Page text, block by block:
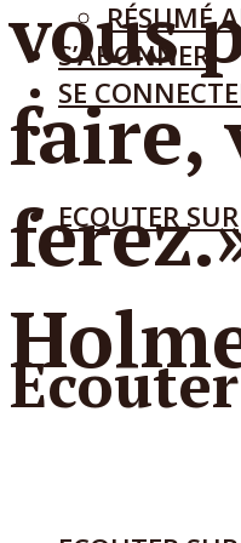
RÉSUMÉ
S’ABONNER
SE
ECOUTER SUR
vous
faire,
ferez.